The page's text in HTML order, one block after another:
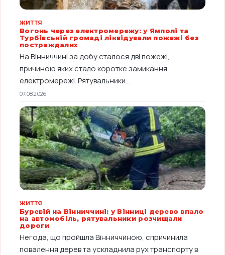
ЖИТТЯ
Вогонь через електромережу: у Ямполі та
Турбівській громаді ліквідували пожежі без
постраждалих
На Вінниччині за добу сталося дві пожежі,
причиною яких стало коротке замикання
електромережі. Рятувальники...
07.08.2026
ЖИТТЯ
Буревій на Вінниччині: у Вінниці дерево впало
на автомобіль, рятувальники розчищали
дороги
Негода, що пройшла Вінниччиною, спричинила
повалення дерев та ускладнила рух транспорту в